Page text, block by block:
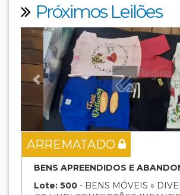
Próximos Leilões
Previous
ARREMATADO
BENS APREENDIDOS E
Lote: 500 - BENS MÓVEIS »